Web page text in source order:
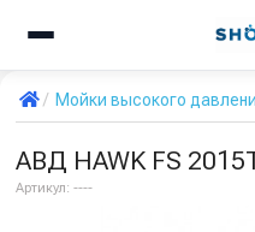
Мойки высокого
АВД HAWK FS
Артикул: ----